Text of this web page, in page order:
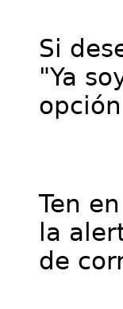
Si
"Ya
Ten
la
de